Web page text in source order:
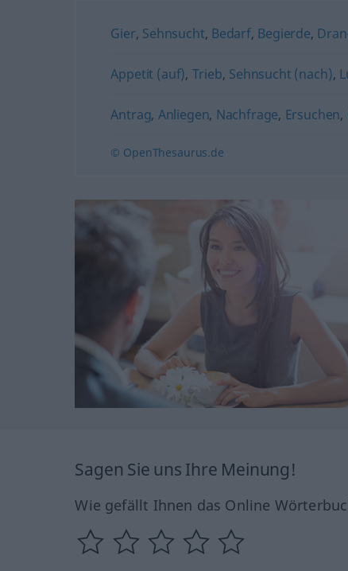
Gier, Sehnsucht, Bedarf, Begierde,
Appetit (auf), Trieb, Sehnsucht (nach),
Antrag, Anliegen, Nachfrage, Ersuchen,
© OpenThesaurus.de
Sagen Sie uns Ihre Meinung!
Wie gefällt Ihnen das Online